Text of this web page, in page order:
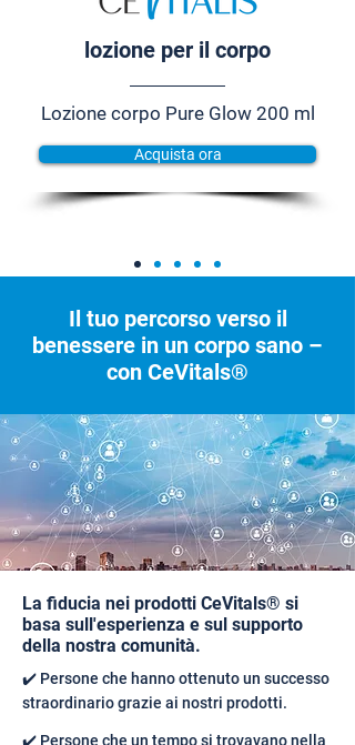
lozione per il corpo
Lozione corpo Pure Glow 200 ml
Acquista ora
Il tuo percorso verso il
benessere in un corpo sano –
con CeVitals®
La fiducia nei prodotti CeVitals® si
basa sull'esperienza e sul supporto
della nostra comunità.
✔️ Persone che hanno ottenuto un successo
straordinario grazie ai nostri prodotti.
✔️ Persone che un tempo si trovavano nella